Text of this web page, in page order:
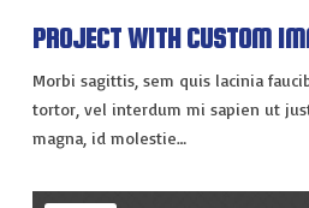
PROJECT WITH CUSTOM
Morbi sagittis, sem quis lacinia
tortor, vel interdum mi sapien ut
magna, id molestie…